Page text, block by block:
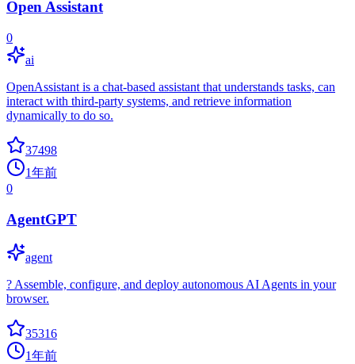
Open Assistant
0
ai
OpenAssistant is a chat-based assistant that understands tasks, can
interact with third-party systems, and retrieve information
dynamically to do so.
37498
1年前
0
AgentGPT
agent
? Assemble, configure, and deploy autonomous AI Agents in your
browser.
35316
1年前